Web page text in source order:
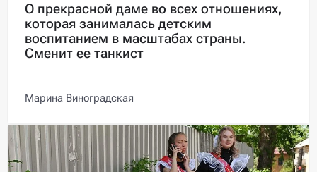
О прекрасной даме во всех отношениях,
которая занималась детским
воспитанием в масштабах страны.
Сменит ее танкист
Марина Виноградская